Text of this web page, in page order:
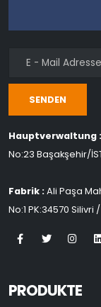
SENDEN
Hauptverwaltung :
No:23 Başakşehir/
Fabrik : Ali Paşa
No:1 PK:34570 Silivri
PRODUKTE